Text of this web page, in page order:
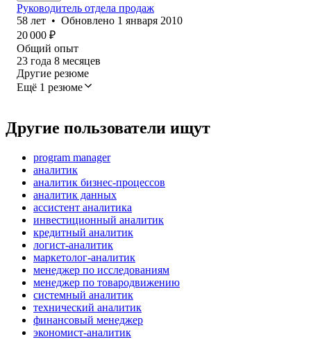
Руководитель отдела продаж
58 лет • Обновлено 1 января 2010
20 000 ₽
Общий опыт
23 года 8 месяцев
Другие резюме
Ещё 1 резюме
Другие пользователи ищут
program manager
аналитик
аналитик бизнес-процессов
аналитик данных
ассистент аналитика
инвестиционный аналитик
кредитный аналитик
логист-аналитик
маркетолог-аналитик
менеджер по исследованиям
менеджер по товародвижению
системный аналитик
технический аналитик
финансовый менеджер
экономист-аналитик